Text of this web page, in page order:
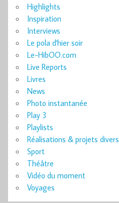
Highlights
Inspiration
Interviews
Le pola d'hier soir
Le-HibOO.com
Live Reports
Livres
News
Photo instantanée
Play 3
Playlists
Réalisations & projets divers
Sport
Théâtre
Vidéo du moment
Voyages